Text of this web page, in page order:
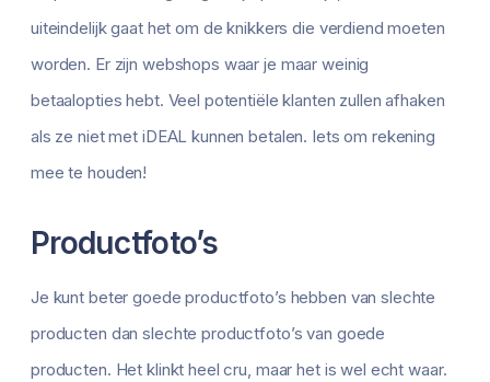
uiteindelijk gaat het om de knikkers die verdiend moeten
worden. Er zijn webshops waar je maar weinig
betaalopties hebt. Veel potentiële klanten zullen afhaken
als ze niet met iDEAL kunnen betalen. Iets om rekening
mee te houden!
Productfoto’s
Je kunt beter goede productfoto’s hebben van slechte
producten dan slechte productfoto’s van goede
producten. Het klinkt heel cru, maar het is wel echt waar.